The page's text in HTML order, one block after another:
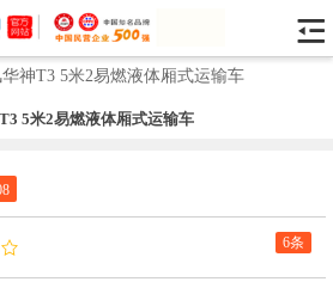
神T3 5米2易燃液体厢式运输车
5米2易燃液体厢式运输车
6条